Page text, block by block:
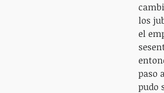
los
el
paso
pudo